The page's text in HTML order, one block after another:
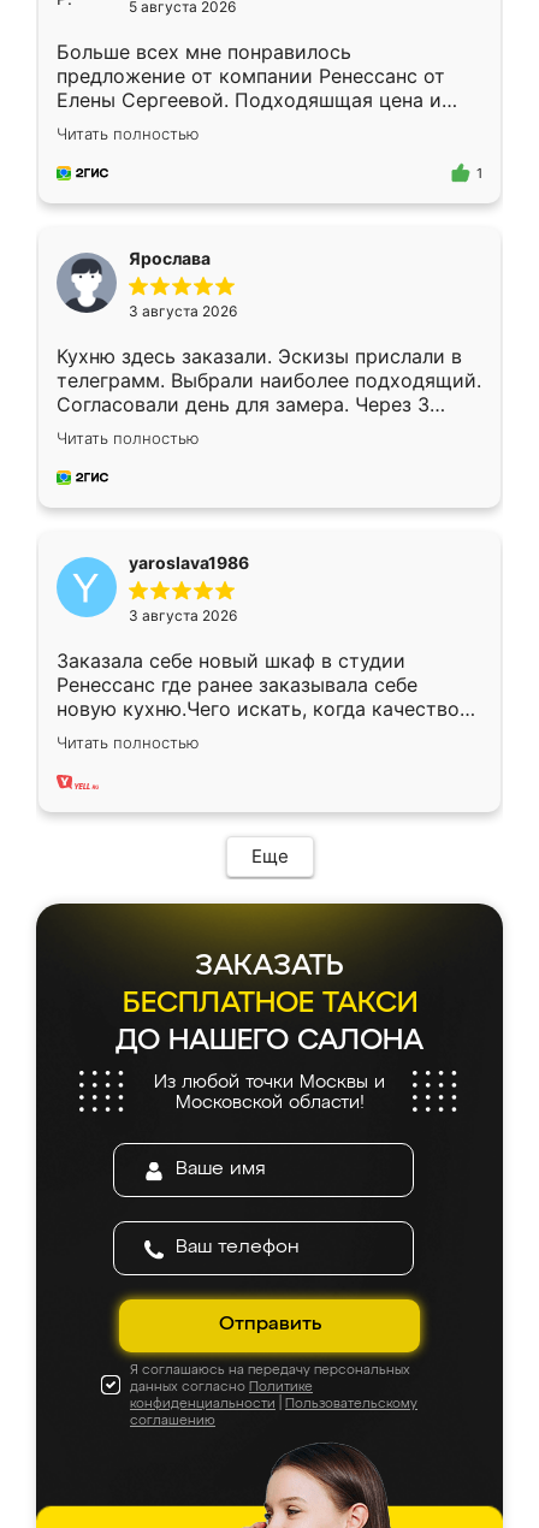
5 августа 2026
Больше всех мне понравилось
предложение от компании Ренессанс от
Елены Сергеевой. Подходяшщая цена и
короткие сроки изготовления. Приехавший
для замера сотрудник Владислав
предложил по моему эскизу самый
Читать полностью
1
Ярослава
3 августа 2026
Кухню здесь заказали. Эскизы прислали в
телеграмм. Выбрали наиболее подходящий.
Согласовали день для замера. Через 3
недели кухня была уже готова. Остались
довольны работой. Спасибо Ренессанс
мебель за качественную работу!
Читать полностью
yaroslava1986
3 августа 2026
Заказала себе новый шкаф в студии
Ренессанс где ранее заказывала себе
новую кухню.Чего искать, когда качеством
вполне довольна. Служит кухня уже почти
два года, нареканий нет.
Читать полностью
Еще
ЗАКАЗАТЬ
БЕСПЛАТНОЕ ТАКСИ
ДО НАШЕГО САЛОНА
Из любой точки Москвы и
Московской области!
Отправить
Я соглашаюсь на передачу персональных
данных согласно Политике
конфиденциальности
Пользовательскому
соглашению